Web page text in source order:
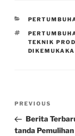
CATEGORIES
TAGS
TEKNIK
Previous
Post
PREVIOUS
Berita
tanda